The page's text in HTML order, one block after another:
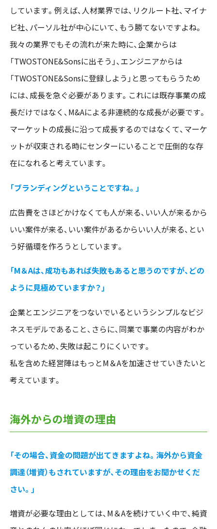
しています。例えば、人材業界では、リクルート社、マイナ
ビ社、パーソル社が中心にいて、もう勝てないですよね。
我々の業界でもその流れが来た時に、企業からは
「TWOSTONE&Sonsに出そう」、エンジニアからは
「TWOSTONE&Sonsに登録しよう」と思ってもらうため
には、成長を急ぐ必要があります。これには既存事業の成
長だけではなく、M&Aによる非連続的な成長が必要です。
マーケットの成長に沿って成長するのではなくて、マーケ
ットが収束される時にセンターにいることで圧倒的な存
在になれると考えています。
「ブランディングということですね。」
広告費をさほどかけなくても人が来る、いい人が来るから
いい案件が来る、いい案件があるからいい人が来る、とい
う好循環を作ろうとしています。
「M＆Aは、成功もあれば失敗もあると思うのですが、どの
ように見極めていますか？」
企業とエンジニアをつないでいるというシンプルなビジ
ネスモデルであること、さらに、同業で事業の内容がわか
っているため、失敗は起こりにくいです。
私を含めた経営陣はもっとM＆Aを加速させていきたいと
考えています。
海外からの増資の理由
「その場合、資金の問題が出てきますよね。海外から資金
調達（増資）もされていますが、その理由をお聞かせくだ
さい。」
増資が必要な理由としては、M＆Aを続けていく中で、純資